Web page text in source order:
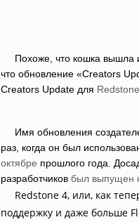
Похоже, что кошка вышла
что обновление «Creators
Creators Update для
Имя обновления
раз, когда он был
октябре прошлого года.
разработчиков был выпущен
Redstone 4, или, как
поддержку и даже больше